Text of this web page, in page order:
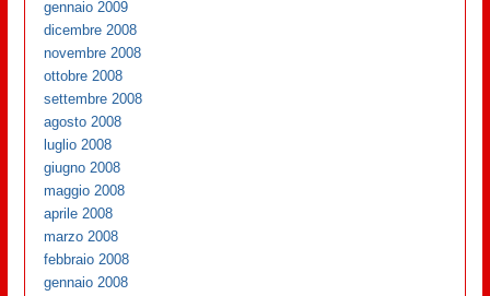
gennaio 2009
dicembre 2008
novembre 2008
ottobre 2008
settembre 2008
agosto 2008
luglio 2008
giugno 2008
maggio 2008
aprile 2008
marzo 2008
febbraio 2008
gennaio 2008